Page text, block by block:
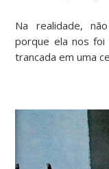
Na realidade,
porque ela nos foi
trancada em uma